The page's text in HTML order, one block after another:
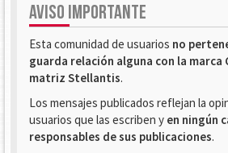
AVISO IMPORTANTE
Esta comunidad de usuarios no
guarda relación alguna con la marca
matriz Stellantis.
Los mensajes publicados reflejan la
usuarios que las escriben y en ningún
responsables de sus publicaciones.